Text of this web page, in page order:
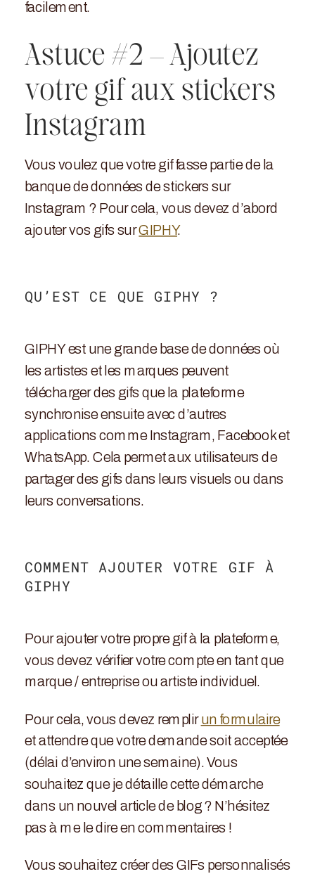
facilement.
Astuce #2 – Ajoutez
votre gif aux stickers
Instagram
Vous voulez que votre gif fasse partie de la
banque de données de stickers sur
Instagram ? Pour cela, vous devez d’abord
ajouter vos gifs surGIPHY.
QU’EST CE QUE GIPHY ?
GIPHY est une grande base de données où
les artistes et les marques peuvent
télécharger des gifs que la plateforme
synchronise ensuite avec d’autres
applications comme Instagram, Facebook et
WhatsApp. Cela permet aux utilisateurs de
partager des gifs dans leurs visuels ou dans
leurs conversations.
COMMENT AJOUTER VOTRE GIF À
GIPHY
Pour ajouter votre propre gif à la plateforme,
vous devez vérifier votre compte en tant que
marque / entreprise ou artiste individuel.
Pour cela, vous devez remplirun formulaire
et attendre que votre demande soit acceptée
(délai d’environ une semaine). Vous
souhaitez que je détaille cette démarche
dans un nouvel article de blog ? N’hésitez
pas à me le dire en commentaires !
Vous souhaitez créer des GIFs personnalisés